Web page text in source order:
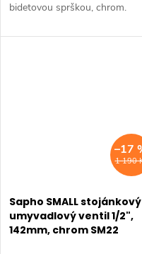
bidetovou sprškou, chrom.
• Tvar: Kruhové • Instalace:
1 190
–17
Sapho SMALL stojánkový
umyvadlový ventil 1/2",
142mm, chrom SM22